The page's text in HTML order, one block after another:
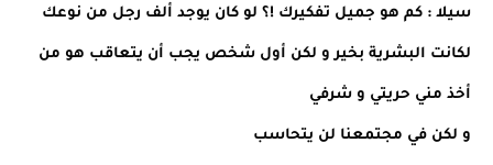
سيلا : كم هو جميل تفكيرك !؟ لو كان يوجد ألف رجل من نوعك
لكانت البشرية بخير و لكن أول شخص يجب أن يتعاقب هو من
أخذ مني حريتي و شرفي
و لكن في مجتمعنا لن يتحاسب